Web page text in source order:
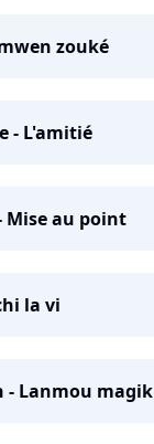
zouké
- L'amitié
Mise au point
la vi
- Lanmou magik